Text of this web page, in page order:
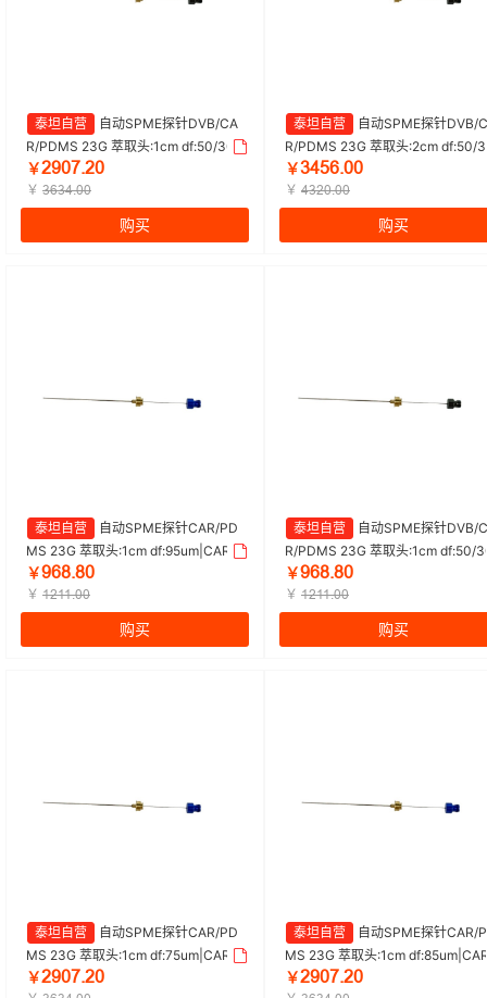
泰坦自营
自动SPME探针DVB/CA
R/PDMS 23G 萃取头:1cm df:50/30u
m|DVB/CAR/PDMS 50/30um 自动|
Titan/泰坦 | 1盒（3支/盒）
￥ŒŴŖǊŽŒŖ
￥ ĳĕĳɉŽŖŖ
购买
泰坦自营
自动SPME探针DVB/
R/PDMS 23G 萃取头:2cm df:50/
m|DVB/CAR/PDMS 50/30um 自
Titan/泰坦 | 1盒（3支/盒）
￥ĳɉŬĕŽŖŖ
￥ ɉĳŒŖŽŖŖ
购买
泰坦自营
自动SPME探针CAR/PD
MS 23G 萃取头:1cm df:95um|CAR/P
DMS 95um 自动|Titan/泰坦 | 1盒（1
支/盒）
￥ŴĕȀŽȀŖ
￥ ȩŒȩȩŽŖŖ
购买
泰坦自营
自动SPME探针DVB/
R/PDMS 23G 萃取头:1cm df:50/
m|DVB/CAR/PDMS 50/30um 自
Titan/泰坦 | 1盒（1支/盒）
￥ŴĕȀŽȀŖ
￥ ȩŒȩȩŽŖŖ
购买
泰坦自营
自动SPME探针CAR/PD
MS 23G 萃取头:1cm df:75um|CAR/P
DMS 75um 自动|Titan/泰坦 | 1盒（3
￥ŒŴŖǊŽŒŖ
泰坦自营
自动SPME探针CAR/
MS 23G 萃取头:1cm
DMS 85um 自动|Titan/泰坦 | 1盒
￥ŒŴŖǊŽŒŖ